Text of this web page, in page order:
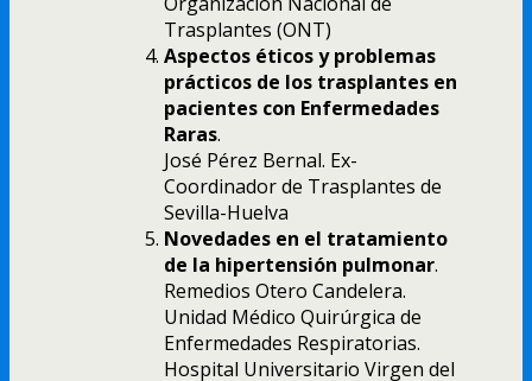
Trasplantes (ONT)
Aspectos éticos y problemas
prácticos de los trasplantes en
pacientes con Enfermedades
Raras.
José Pérez Bernal. Ex-
Coordinador de Trasplantes de
Sevilla-Huelva
Novedades en el tratamiento
de la hipertensión pulmonar.
Remedios Otero Candelera.
Unidad Médico Quirúrgica de
Enfermedades Respiratorias.
Hospital Universitario Virgen del